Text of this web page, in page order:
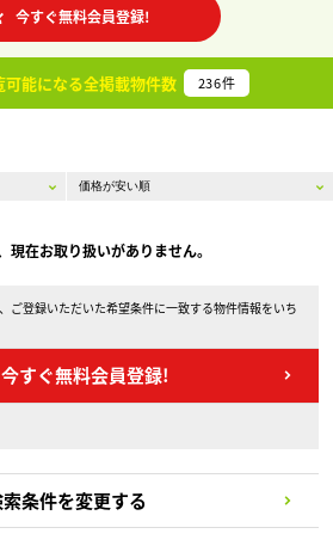
今すぐ無料会員登録!
能になる全掲載物件数 236件
在お取り扱いがありません。
ご登録いただいた希望条件に一致する物件情報をいち
今すぐ無料会員登録!
条件を変更する